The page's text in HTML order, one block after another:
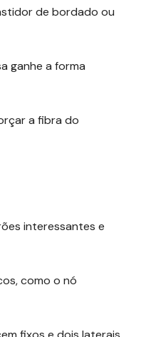
de bordado ou
ganhe a forma
a fibra do
interessantes e
como o nó